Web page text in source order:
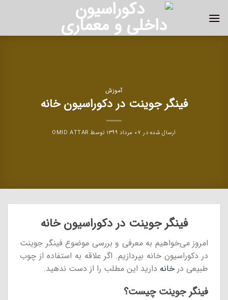
آموزش
فینگر جوینت در دکوراسیون خانه
ارسال شده در ۰۷ مرداد ۱۳۹۹ توسط OMID ATTAR
فینگر جوینت در دکوراسیون خانه
امروز می‌خواهیم به معرفی و بررسی موضوع فینگر جوینت
در دکوراسیون خانه بپردازیم. اگر علاقه به استفاده از چوب
طبیعی در خانه دارید این مطلب را از دست ندهید.
فینگر جوینت چیست؟